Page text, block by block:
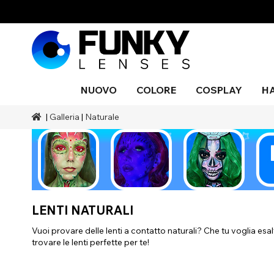
NUOVO COLORE
Nero Blu
Grigio Arancia
Rosso Argento
COSPLAY
Marche
Durata
Occasione
Drago
A tema Halloween
Cieco
Gamme
Copertura
Blu
Marchi SFX
Accessori
pittura
Colore
| Galleria | Naturale
LENTI NATURALI
Vuoi provare delle lenti a contatto naturali? Che tu voglia
trovare le lenti perfette per te!